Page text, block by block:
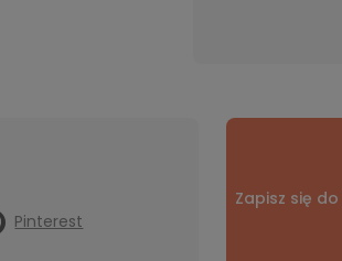
Pinterest
Zapisz się